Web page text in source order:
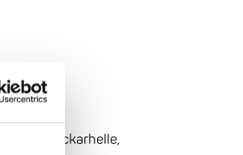
der Neckarhelle,